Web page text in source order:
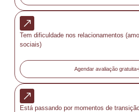
Tem dificuldade nos relacionamentos
sociais)
Agendar avaliação gratuita
Está passando por momentos de